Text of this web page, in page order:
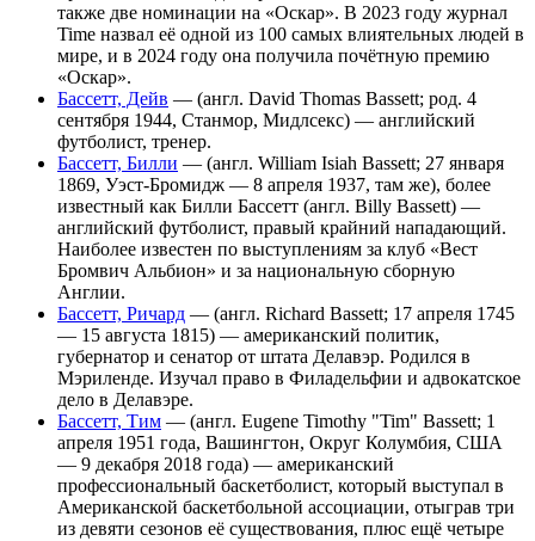
также две номинации на «Оскар». В 2023 году журнал
Time назвал её одной из 100 самых влиятельных людей в
мире, и в 2024 году она получила почётную премию
«Оскар».
Бассетт, Дейв — (англ. David Thomas Bassett; род. 4
сентября 1944, Станмор, Мидлсекс) — английский
футболист, тренер.
Бассетт, Билли — (англ. William Isiah Bassett; 27 января
1869, Уэст-Бромидж — 8 апреля 1937, там же), более
известный как Билли Бассетт (англ. Billy Bassett) —
английский футболист, правый крайний нападающий.
Наиболее известен по выступлениям за клуб «Вест
Бромвич Альбион» и за национальную сборную
Англии.
Бассетт, Ричард — (англ. Richard Bassett; 17 апреля 1745
— 15 августа 1815) — американский политик,
губернатор и сенатор от штата Делавэр. Родился в
Мэриленде. Изучал право в Филадельфии и адвокатское
дело в Делавэре.
Бассетт, Тим — (англ. Eugene Timothy "Tim" Bassett; 1
апреля 1951 года, Вашингтон, Округ Колумбия, США
— 9 декабря 2018 года) — американский
профессиональный баскетболист, который выступал в
Американской баскетбольной ассоциации, отыграв три
из девяти сезонов её существования, плюс ещё четыре